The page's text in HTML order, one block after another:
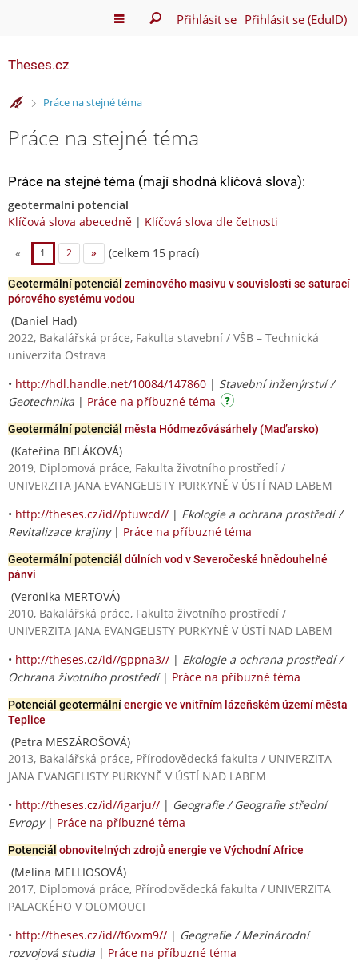
Přihlásit se Přihlásit se (EduID)
Theses.cz
>Práce na stejné téma
Práce na stejné téma
Práce na stejné téma (mají shodná klíčová slova):
geotermalni potencial
Klíčová slova abecedně | Klíčová slova dle četnosti
« 1 2 » (celkem 15 prací)
Geotermální potenciál zeminového masivu v souvislosti se saturací
pórového systému vodou
(Daniel Had)
2022, Bakalářská práce, Fakulta stavební / VŠB – Technická
univerzita Ostrava
• http://hdl.handle.net/10084/147860 | Stavební inženýrství /
Geotechnika | Práce na příbuzné téma
Geotermální potenciál města Hódmezővásárhely (Maďarsko)
(Kateřina BELÁKOVÁ)
2019, Diplomová práce, Fakulta životního prostředí /
UNIVERZITA JANA EVANGELISTY PURKYNĚ V ÚSTÍ NAD LABEM
• http://theses.cz/id//ptuwcd// | Ekologie a ochrana prostředí /
Revitalizace krajiny| Práce na příbuzné téma
Geotermální potenciál důlních vod v Severočeské hnědouhelné
pánvi
(Veronika MERTOVÁ)
2010, Bakalářská práce, Fakulta životního prostředí /
UNIVERZITA JANA EVANGELISTY PURKYNĚ V ÚSTÍ NAD LABEM
• http://theses.cz/id//gppna3// | Ekologie a ochrana prostředí /
Ochrana životního prostředí| Práce na příbuzné téma
Potenciál geotermálníenergie ve vnitřním lázeňském území města
Teplice
(Petra MESZÁROŠOVÁ)
2013, Bakalářská práce, Přírodovědecká fakulta / UNIVERZITA
JANA EVANGELISTY PURKYNĚ V ÚSTÍ NAD LABEM
• http://theses.cz/id//igarju// | Geografie / Geografie střední
Evropy| Práce na příbuzné téma
Potenciál obnovitelných zdrojů energie ve Východní Africe
(Melina MELLIOSOVÁ)
2017, Diplomová práce, Přírodovědecká fakulta / UNIVERZITA
PALACKÉHO V OLOMOUCI
• http://theses.cz/id//f6vxm9// | Geografie / Mezinárodní
rozvojová studia | Práce na příbuzné téma